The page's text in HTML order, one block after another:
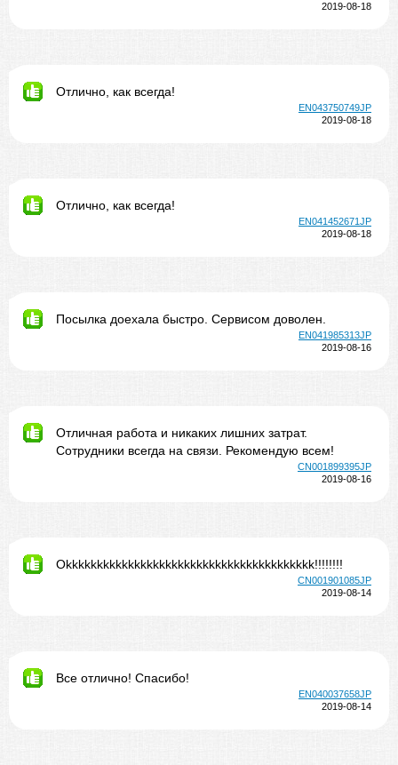
2019-08-18
Отлично, как всегда!
EN043750749JP
2019-08-18
Отлично, как всегда!
EN041452671JP
2019-08-18
Посылка доехала быстро. Сервисом доволен.
EN041985313JP
2019-08-16
Отличная работа и никаких лишних затрат.
Сотрудники всегда на связи. Рекомендую всем!
CN001899395JP
2019-08-16
Okkkkkkkkkkkkkkkkkkkkkkkkkkkkkkkkkkkkkkkk!!!!!!!!
CN001901085JP
2019-08-14
Все отлично! Спасибо!
EN040037658JP
2019-08-14